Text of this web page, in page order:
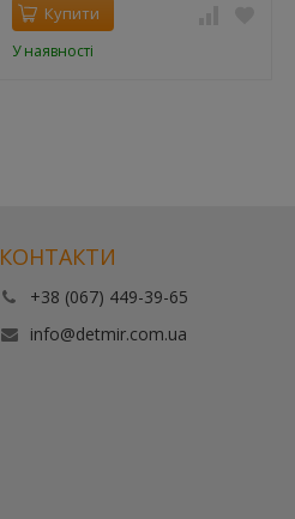
Купити
У наявності
КОНТАКТИ
+38 (067) 449-39-65
info@detmir.com.ua